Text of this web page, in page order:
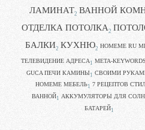
ЛАМИНАТ2 ВАННОЙ
ОТДЕЛКА ПОТОЛКА2
БАЛКИ2 КУХНЮ2 HOMEME RU
ТЕЛЕВИДЕНИЕ АДРЕСА 1 META-
GUCA ПЕЧИ КАМИНЫ1 CВОИМИ
HOMEME МЕБЕЛЬ1 7 РЕЦЕПТОВ
ВАННОЙ1 АККУМУЛЯТОРЫ ДЛЯ
БАТАРЕЙ1